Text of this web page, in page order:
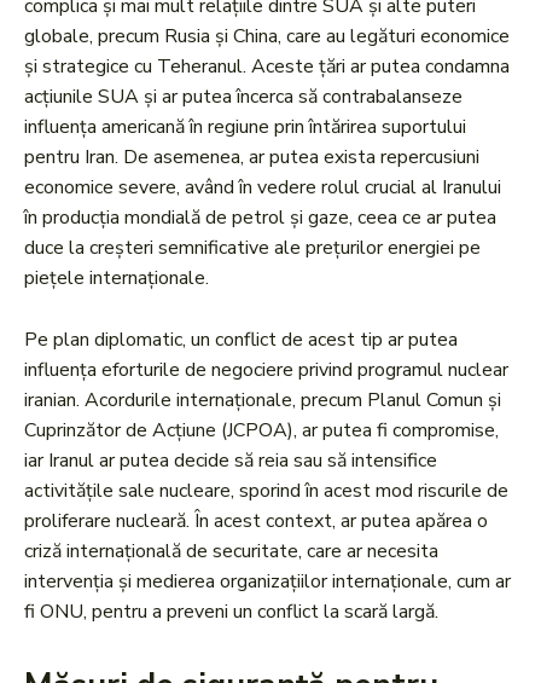
complica și mai mult relațiile dintre SUA și alte puteri
globale, precum Rusia și China, care au legături economice
și strategice cu Teheranul. Aceste țări ar putea condamna
acțiunile SUA și ar putea încerca să contrabalanseze
influența americană în regiune prin întărirea suportului
pentru Iran. De asemenea, ar putea exista repercusiuni
economice severe, având în vedere rolul crucial al Iranului
în producția mondială de petrol și gaze, ceea ce ar putea
duce la creșteri semnificative ale prețurilor energiei pe
piețele internaționale.
Pe plan diplomatic, un conflict de acest tip ar putea
influența eforturile de negociere privind programul nuclear
iranian. Acordurile internaționale, precum Planul Comun și
Cuprinzător de Acțiune (JCPOA), ar putea fi compromise,
iar Iranul ar putea decide să reia sau să intensifice
activitățile sale nucleare, sporind în acest mod riscurile de
proliferare nucleară. În acest context, ar putea apărea o
criză internațională de securitate, care ar necesita
intervenția și medierea organizațiilor internaționale, cum ar
fi ONU, pentru a preveni un conflict la scară largă.